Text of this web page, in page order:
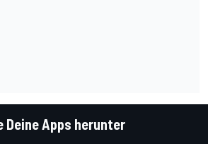
Deine Apps herunter